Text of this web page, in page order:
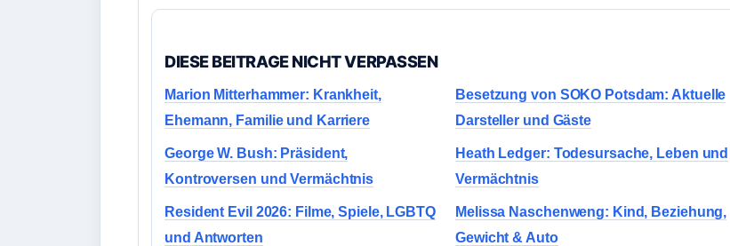
DIESE BEITRAGE NICHT VERPASSEN
Marion Mitterhammer: Krankheit,
Ehemann, Familie und Karriere
Besetzung von SOKO Potsdam: Aktuelle
Darsteller und Gäste
George W. Bush: Präsident,
Kontroversen und Vermächtnis
Heath Ledger: Todesursache, Leben und
Vermächtnis
Resident Evil 2026: Filme, Spiele, LGBTQ
und Antworten
Melissa Naschenweng: Kind, Beziehung,
Gewicht & Auto